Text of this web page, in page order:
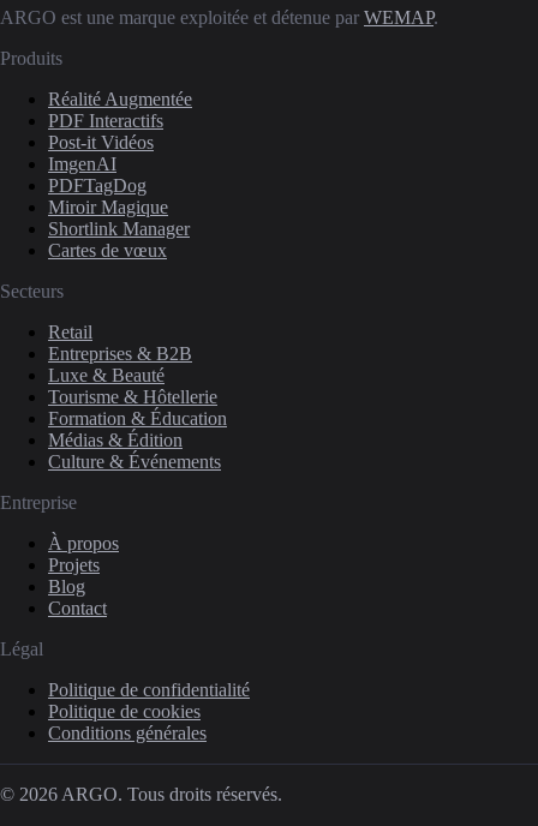
ARGO est une marque exploitée et détenue par WEMAP.
Produits
Réalité Augmentée
PDF Interactifs
Post-it Vidéos
ImgenAI
PDFTagDog
Miroir Magique
Shortlink Manager
Cartes de vœux
Secteurs
Retail
Entreprises & B2B
Luxe & Beauté
Tourisme & Hôtellerie
Formation & Éducation
Médias & Édition
Culture & Événements
Entreprise
À propos
Projets
Blog
Contact
Légal
Politique de confidentialité
Politique de cookies
Conditions générales
© 2026 ARGO. Tous droits réservés.